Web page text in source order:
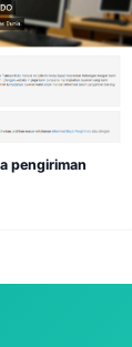
pengiriman